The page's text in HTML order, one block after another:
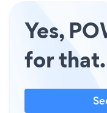
Yes,
for that.